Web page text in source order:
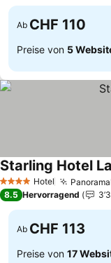
Ab CHF 110
Preise von 5
4 Sterne Hotel
Starling Hotel
8.5 Hervorragend
Ab CHF 113
Preise von 17